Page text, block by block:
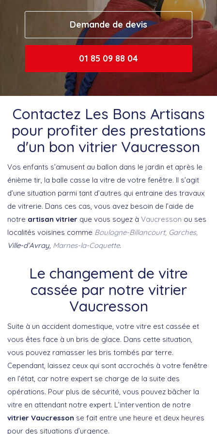
Demande de devis
01 85 09 88 04
Contactez Les Bons Artisans
pour profiter des prestations
d'un bon vitrier Vaucresson
Vos enfants s’amusent au ballon dans le jardin et après le
énième tir, la balle casse la vitre de votre fenêtre. Il s’agit
d’une situation parmi tant d’autres qui entraine des travaux
de vitrerie. Dans ces cas, vous avez besoin de l’aide de
notre artisan vitrier que vous soyez à Vaucresson ou ses
localités voisines comme Boulogne-Billancourt, Garches,
Ville-d’Avray, Marnes-la-Coquette.
Le changement de vitre
cassée par notre vitrier
Vaucresson
Suite à un accident domestique, votre vitre est cassée et
vous êtes face à un bris de glace. Dans cette situation,
vous pouvez ramasser les bris tombés par terre.
Cependant, laissez ceux qui sont accrochés à votre fenêtre
en l’état, car notre expert se charge de la suite des
opérations. Pour plus de sécurité, vous pouvez bâcher la
vitre en attendant notre expert. L’intervention de notre
vitrier Vaucresson se fait entre une heure et deux heures
pour des situations d’urgence.